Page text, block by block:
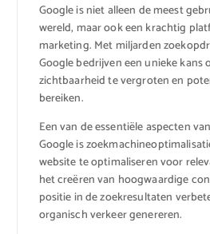
Google is niet alleen de meest
wereld, maar ook een krachtig
marketing. Met miljarden
Google bedrijven een unieke kans
zichtbaarheid te vergroten en
bereiken.
Een van de essentiële aspecten
Google is
website te optimaliseren voor
het creëren van hoogwaardige
positie in de zoekresultaten
organisch verkeer genereren.